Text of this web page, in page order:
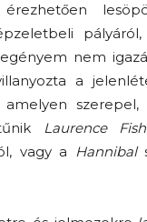
nem
a
szerepel,
Laurence
vagy a Hannibal